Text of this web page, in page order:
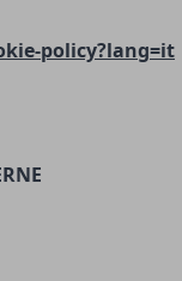
policy?lang=it